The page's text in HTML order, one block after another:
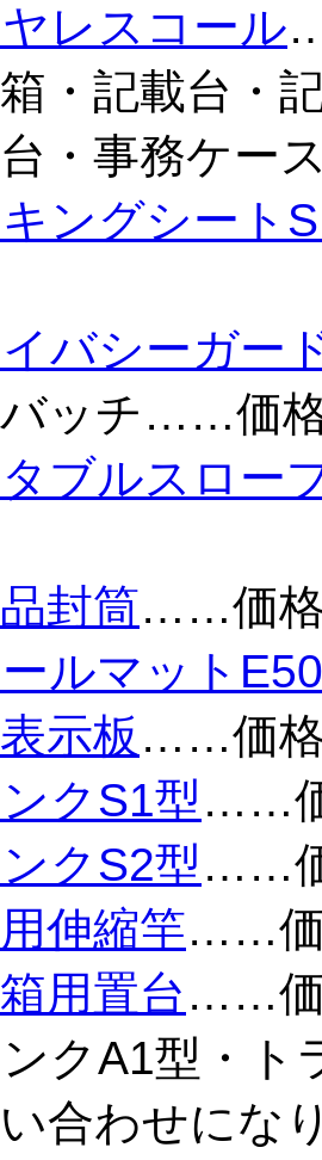
レスコール
・記載台・
・事務ケー
ングシート
バシーガー
ッチ……価
ブルスロー
封筒……価格
ルマットE50
示板 ……価格
ンクS1型 ……
ンクS2型 ……
伸縮竿……価
用置台 ……価
ンクA1型・
合わせにな